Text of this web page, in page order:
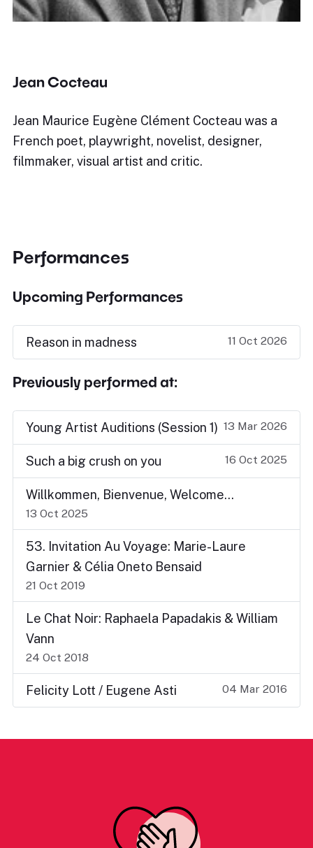
Jean Cocteau
Jean Maurice Eugène Clément Cocteau was a
French poet, playwright, novelist, designer,
filmmaker, visual artist and critic.
Performances
Upcoming Performances
Reason in madness 11 Oct 2026
Previously performed at:
Young Artist Auditions (Session 1) 13 Mar 2026
Such a big crush on you 16 Oct 2025
Willkommen, Bienvenue, Welcome...
13 Oct 2025
53. Invitation Au Voyage: Marie-Laure
Garnier & Célia Oneto Bensaid
21 Oct 2019
Le Chat Noir: Raphaela Papadakis & William
Vann
24 Oct 2018
Felicity Lott / Eugene Asti 04 Mar 2016